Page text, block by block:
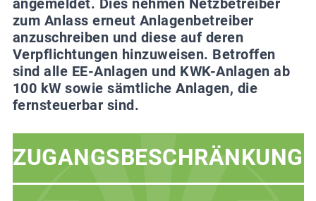
zum Anlass erneut Anlagenbetreiber
anzuschreiben und diese auf deren
Verpflichtungen hinzuweisen. Betroffen
sind alle EE-Anlagen und KWK-Anlagen ab
100 kW sowie sämtliche Anlagen, die
fernsteuerbar sind.
ZUGANGSBESCHRÄNKUNG